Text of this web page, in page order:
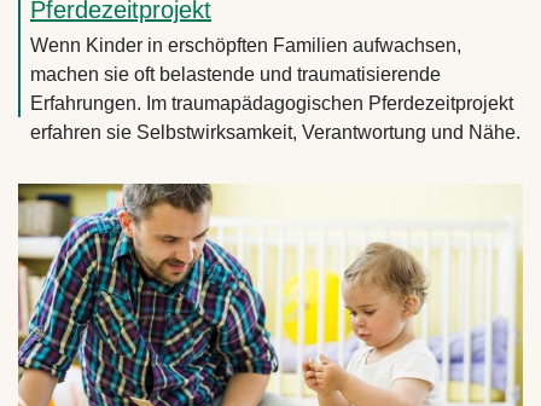
Pferdezeitprojekt
Wenn Kinder in erschöpften Familien aufwachsen,
machen sie oft belastende und traumatisierende
Erfahrungen. Im traumapädagogischen Pferdezeitprojekt
erfahren sie Selbstwirksamkeit, Verantwortung und Nähe.